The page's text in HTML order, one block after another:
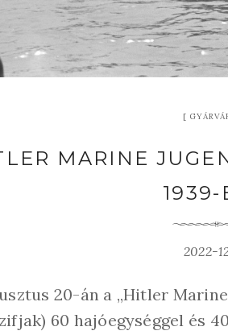
MARINE
1939-
2022-
20-án a „Hitler
60 hajóegységgel és